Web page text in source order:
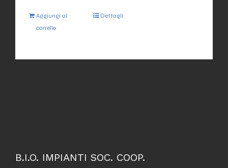
Aggiungi al
carrello
Dettagli
B.I.O. IMPIANTI SOC. COOP.